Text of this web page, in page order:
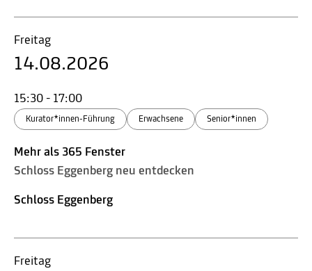
Freitag
14.08.2026
15:30 - 17:00
Kurator*innen-Führung Erwachsene Senior*innen
Mehr als 365 Fenster
Schloss Eggenberg neu entdecken
Schloss Eggenberg
Freitag